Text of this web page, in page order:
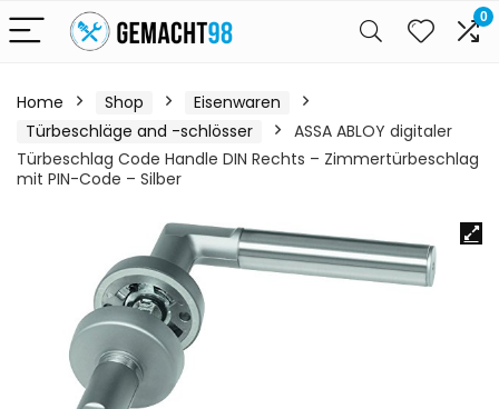
0
Home Shop
Eisenwaren
Türbeschläge and -schlösser
ASSA ABLOY digitaler
Türbeschlag Code Handle DIN Rechts – Zimmertürbeschlag
mit PIN-Code – Silber